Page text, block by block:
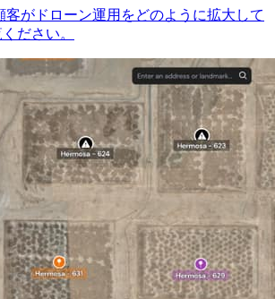
客がドローン運用をどのように拡大して
ださい。